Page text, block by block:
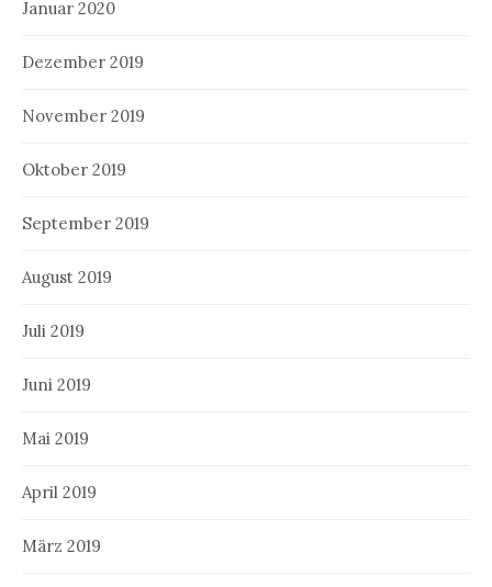
Januar 2020
Dezember 2019
November 2019
Oktober 2019
September 2019
August 2019
Juli 2019
Juni 2019
Mai 2019
April 2019
März 2019